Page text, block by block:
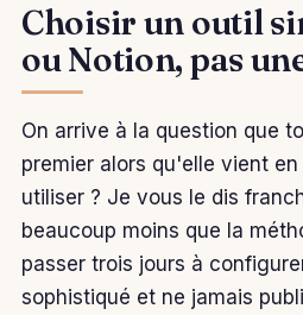
Choisir un outil
ou Notion, pas
On arrive à la question que
premier alors qu'elle vient
utiliser ? Je vous le dis
beaucoup moins que la
passer trois jours à
sophistiqué et ne jamais